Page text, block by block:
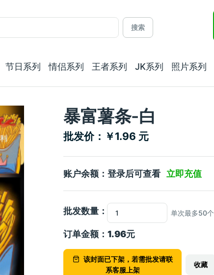
搜索
节日系列 情侣系列 王者系列 JK系列 照片系列
暴富薯条-白
批发价：￥1.96 元
账户余额：登录后可查看 立即充值
批发数量： 单次最多50个
订单金额： 1.96元
该封面已下架，若需批发请联
系客服上架
收藏